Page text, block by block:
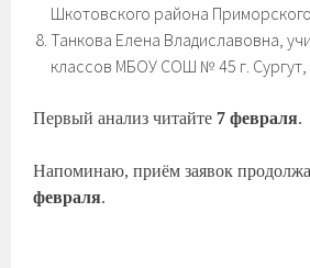
Шкотовского района
Танкова Елена Владиславовна,
классов МБОУ СОШ № 45 г.
Первый анализ читайте 7 февраля.
Напоминаю, приём заявок
февраля.